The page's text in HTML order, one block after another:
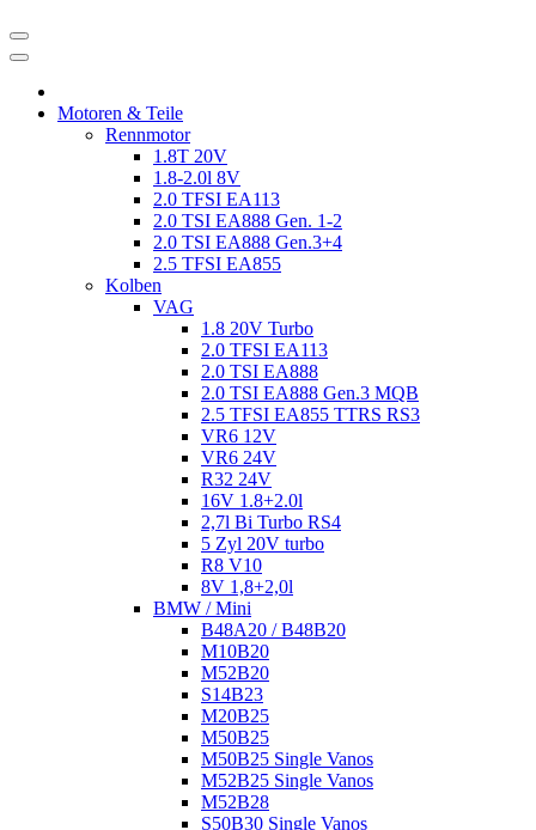
Motoren & Teile
Rennmotor
1.8T 20V
1.8-2.0l 8V
2.0 TFSI EA113
2.0 TSI EA888 Gen. 1-2
2.0 TSI EA888 Gen.3+4
2.5 TFSI EA855
Kolben
VAG
1.8 20V Turbo
2.0 TFSI EA113
2.0 TSI EA888
2.0 TSI EA888 Gen.3 MQB
2.5 TFSI EA855 TTRS RS3
VR6 12V
VR6 24V
R32 24V
16V 1.8+2.0l
2,7l Bi Turbo RS4
5 Zyl 20V turbo
R8 V10
8V 1,8+2,0l
BMW / Mini
B48A20 / B48B20
M10B20
M52B20
S14B23
M20B25
M50B25
M50B25 Single Vanos
M52B25 Single Vanos
M52B28
S50B30 Single Vanos